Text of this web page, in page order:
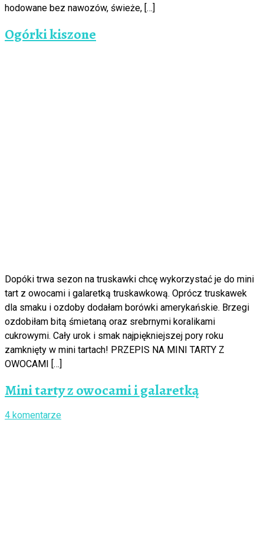
hodowane bez nawozów, świeże, […]
Ogórki kiszone
Dopóki trwa sezon na truskawki chcę wykorzystać je do mini
tart z owocami i galaretką truskawkową. Oprócz truskawek
dla smaku i ozdoby dodałam borówki amerykańskie. Brzegi
ozdobiłam bitą śmietaną oraz srebrnymi koralikami
cukrowymi. Cały urok i smak najpiękniejszej pory roku
zamknięty w mini tartach! PRZEPIS NA MINI TARTY Z
OWOCAMI […]
Mini tarty z owocami i galaretką
4 komentarze